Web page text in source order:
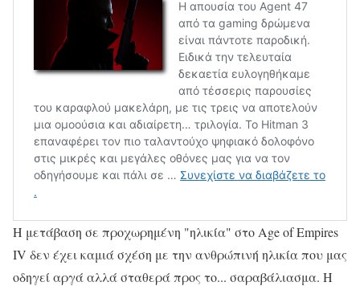
Η μετάβαση σε προχωρημένη "ηλικία" στο Age of Empires
IV δεν έχει καμιά σχέση με την ανθρώπινή ηλικία που μας
οδηγεί αργά αλλά σταθερά προς το... σαραβάλιασμα. Η